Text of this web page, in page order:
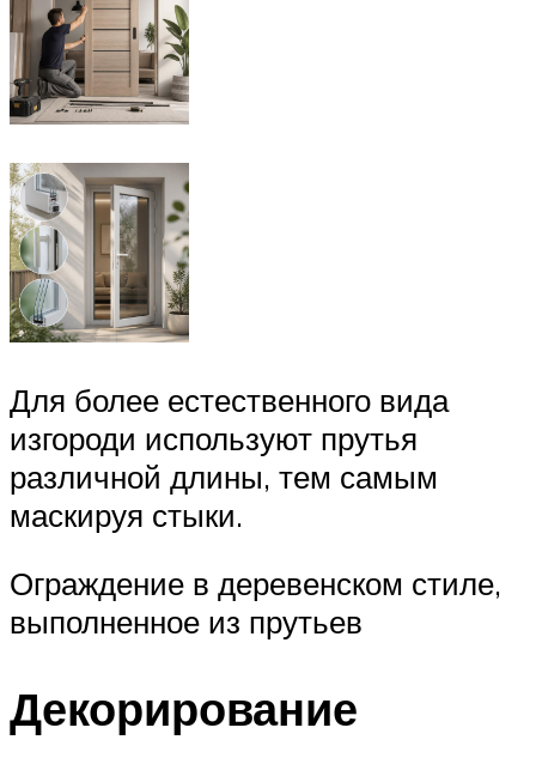
Для более естественного вида
изгороди используют прутья
различной длины, тем самым
маскируя стыки.
Ограждение в деревенском стиле,
выполненное из прутьев
Декорирование